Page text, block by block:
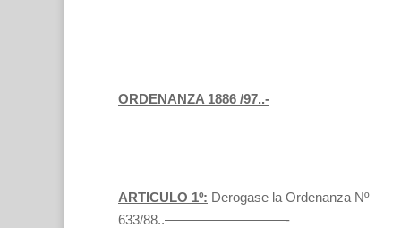
ORDENANZA 1886 /97..-
ARTICULO 1º: Derogase la Ordenanza Nº
633/88..—————————-